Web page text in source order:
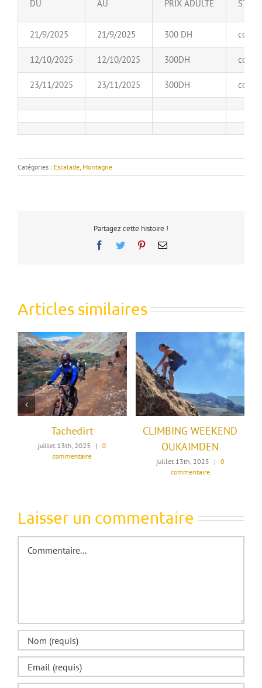
DU AU PRIX ADULTE
21/9/2025 21/9/2025 300 DH
12/10/2025 12/10/2025 300DH
23/11/2025 23/11/2025 300DH
Catégories : Escalade Montagne
Partagez cette histoire !
Facebook
Twitter PinterestEmail
Articles similaires
Tachedirt
juillet 13th, 2025 | 0
commentaire
CLIMBING WEEKEND
OUKAIMDEN
juillet 13th, 2025 | 0
commentaire
Laisser un commentaire